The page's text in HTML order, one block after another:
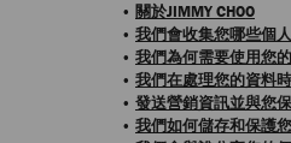
• 關於JIMMY CHOO
• 我們會收集您哪些個
• 我們為何需要使用您
• 我們在處理您的資料
• 發送營銷資訊並與您
• 我們如何儲存和保護